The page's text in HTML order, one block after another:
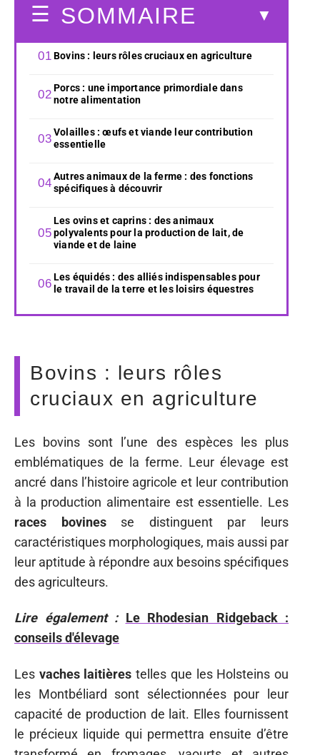
SOMMAIRE
Bovins : leurs rôles cruciaux en agriculture
Porcs : une importance primordiale dans
notre alimentation
Volailles : œufs et viande leur contribution
essentielle
Autres animaux de la ferme : des fonctions
spécifiques à découvrir
Les ovins et caprins : des animaux
polyvalents pour la production de lait, de
viande et de laine
Les équidés : des alliés indispensables pour
le travail de la terre et les loisirs équestres
Bovins : leurs rôles
cruciaux en agriculture
Les bovins sont l’une des espèces les plus
emblématiques de la ferme. Leur élevage est
ancré dans l’histoire agricole et leur contribution
à la production alimentaire est essentielle. Les
races bovinesse distinguent par leurs
caractéristiques morphologiques, mais aussi par
leur aptitude à répondre aux besoins spécifiques
des agriculteurs.
Lire également : Le Rhodesian Ridgeback :
conseils d'élevage
Les vaches laitières telles que les Holsteins ou
les Montbéliard sont sélectionnées pour leur
capacité de production de lait. Elles fournissent
le précieux liquide qui permettra ensuite d’être